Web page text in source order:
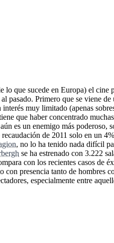
lo que sucede en Europa) el
pasado. Primero que se viene
muy limitado (apenas
que haber concentrado
es un enemigo más
de 2011 solo en un
, no lo ha tenido nada difícil
se ha estrenado con 3.222
con los recientes casos de
con presencia tanto de hombres
especialmente entre